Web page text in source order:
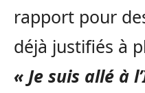
rapport pour
déjà justifiés à
« Je suis allé à